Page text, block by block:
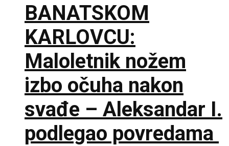
BANATSKOM
KARLOVCU:
Maloletnik nožem
izbo očuha nakon
svađe – Aleksandar I.
podlegao povredama